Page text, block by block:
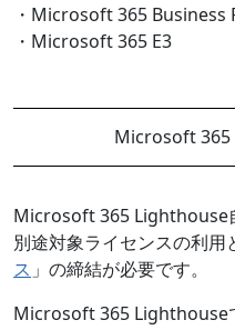
・Microsoft 365 Business
・Microsoft 365 E3
Microsoft 365
Microsoft 365 Lighthouse
別途対象ライセンスの利用
ス 」の締結が必要です。
Microsoft 365 Lighthouse